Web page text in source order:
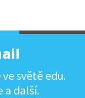
světě edu.
a další.